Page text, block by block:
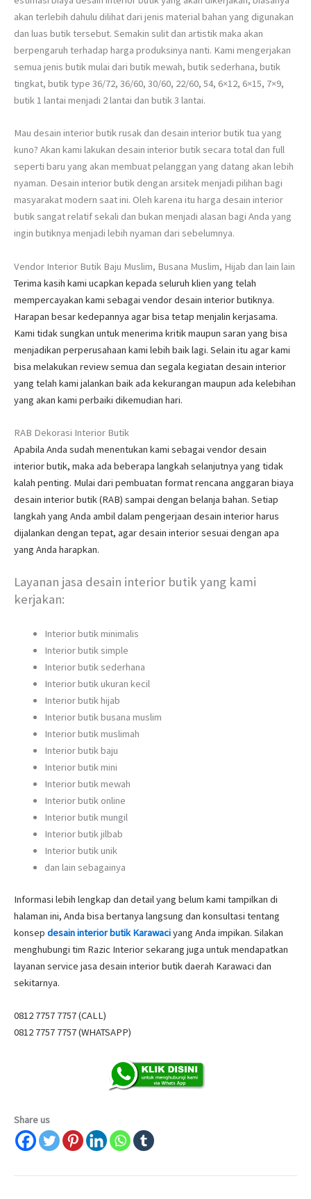
akan terlebih dahulu dilihat dari jenis material bahan yang digunakan
dan luas butik tersebut. Semakin sulit dan artistik maka akan
berpengaruh terhadap harga produksinya nanti. Kami mengerjakan
semua jenis butik mulai dari butik mewah, butik sederhana, butik
tingkat, butik type 36/72, 36/60, 30/60, 22/60, 54, 6×12, 6×15, 7×9,
butik 1 lantai menjadi 2 lantai dan butik 3 lantai.
Mau desain interior butik rusak dan desain interior butik tua yang
kuno? Akan kami lakukan desain interior butik secara total dan full
seperti baru yang akan membuat pelanggan yang datang akan lebih
nyaman. Desain interior butik dengan arsitek menjadi pilihan bagi
masyarakat modern saat ini. Oleh karena itu harga desain interior
butik sangat relatif sekali dan bukan menjadi alasan bagi Anda yang
ingin butiknya menjadi lebih nyaman dari sebelumnya.
Vendor Interior Butik Baju Muslim, Busana Muslim, Hijab dan lain lain
Terima kasih kami ucapkan kepada seluruh klien yang telah
mempercayakan kami sebagai vendor desain interior butiknya.
Harapan besar kedepannya agar bisa tetap menjalin kerjasama.
Kami tidak sungkan untuk menerima kritik maupun saran yang bisa
menjadikan perperusahaan kami lebih baik lagi. Selain itu agar kami
bisa melakukan review semua dan segala kegiatan desain interior
yang telah kami jalankan baik ada kekurangan maupun ada kelebihan
yang akan kami perbaiki dikemudian hari.
RAB Dekorasi Interior Butik
Apabila Anda sudah menentukan kami sebagai vendor desain
interior butik, maka ada beberapa langkah selanjutnya yang tidak
kalah penting. Mulai dari pembuatan format rencana anggaran biaya
desain interior butik (RAB) sampai dengan belanja bahan. Setiap
langkah yang Anda ambil dalam pengerjaan desain interior harus
dijalankan dengan tepat, agar desain interior sesuai dengan apa
yang Anda harapkan.
Layanan jasa desain interior butik yang kami
kerjakan:
Interior butik minimalis
Interior butik simple
Interior butik sederhana
Interior butik ukuran kecil
Interior butik hijab
Interior butik busana muslim
Interior butik muslimah
Interior butik baju
Interior butik mini
Interior butik mewah
Interior butik online
Interior butik mungil
Interior butik jilbab
Interior butik unik
dan lain sebagainya
Informasi lebih lengkap dan detail yang belum kami tampilkan di
halaman ini, Anda bisa bertanya langsung dan konsultasi tentang
konsep desain interior butik Karawaciyang Anda impikan. Silakan
menghubungi tim Razic Interior sekarang juga untuk mendapatkan
layanan service jasa desain interior butik daerah Karawaci dan
sekitarnya.
0812 7757 7757 (CALL)
0812 7757 7757 (WHATSAPP)
Share us